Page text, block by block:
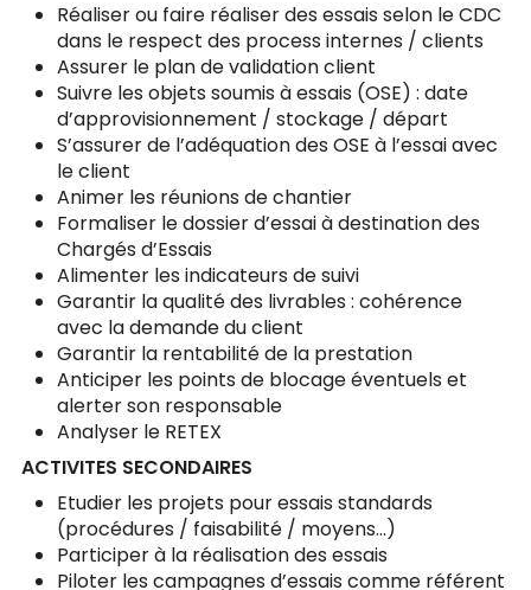
Réaliser ou faire réaliser des essais selon le CDC
dans le respect des process internes / clients
Assurer le plan de validation client
Suivre les objets soumis à essais (OSE) : date
d’approvisionnement / stockage / départ
S’assurer de l’adéquation des OSE à l’essai avec
le client
Animer les réunions de chantier
Formaliser le dossier d’essai à destination des
Chargés d’Essais
Alimenter les indicateurs de suivi
Garantir la qualité des livrables : cohérence
avec la demande du client
Garantir la rentabilité de la prestation
Anticiper les points de blocage éventuels et
alerter son responsable
Analyser le RETEX
ACTIVITES SECONDAIRES
Etudier les projets pour essais standards
(procédures / faisabilité / moyens…)
Participer à la réalisation des essais
Piloter les campagnes d’essais comme référent